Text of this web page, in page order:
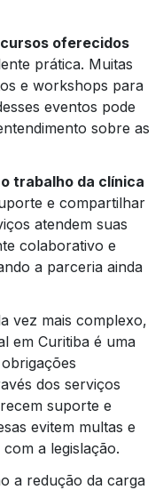
oferecidos
prática. Muitas
e workshops para
eventos pode
sobre as
trabalho da clínica
e compartilhar
atendem suas
colaborativo e
a parceria ainda
vez mais complexo,
em Curitiba é uma
dos serviços
suporte e
evitem multas e
a legislação.
a redução da carga